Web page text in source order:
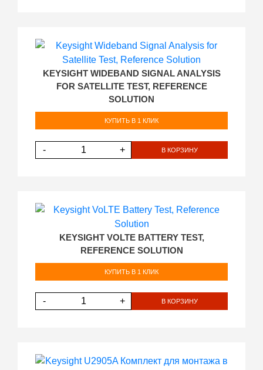
KEYSIGHT WIDEBAND SIGNAL ANALYSIS
FOR SATELLITE TEST, REFERENCE
SOLUTION
КУПИТЬ В 1 КЛИК
- + В КОРЗИНУ
KEYSIGHT VOLTE BATTERY TEST,
REFERENCE SOLUTION
КУПИТЬ В 1 КЛИК
- + В КОРЗИНУ